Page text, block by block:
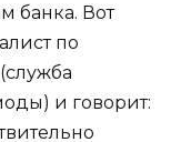
банка. Вот
по
и говорит: